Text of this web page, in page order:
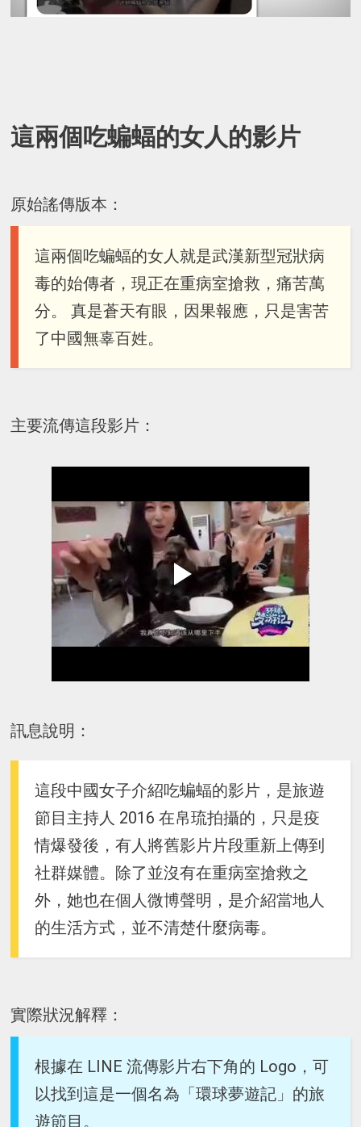
這兩個吃蝙蝠的女人的影片
原始謠傳版本：
這兩個吃蝙蝠的女人就是武漢新型冠狀病
毒的始傳者，現正在重病室搶救，痛苦萬
分。 真是蒼天有眼，因果報應，只是害苦
了中國無辜百姓。
主要流傳這段影片：
訊息說明：
這段中國女子介紹吃蝙蝠的影片，是旅遊
節目主持人 2016 在帛琉拍攝的，只是疫
情爆發後，有人將舊影片片段重新上傳到
社群媒體。除了並沒有在重病室搶救之
外，她也在個人微博聲明，是介紹當地人
的生活方式，並不清楚什麼病毒。
實際狀況解釋：
根據在 LINE 流傳影片右下角的 Logo，可
以找到這是一個名為「環球夢遊記」的旅
遊節目。